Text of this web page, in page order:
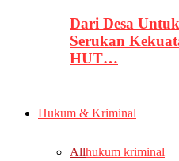
Dari Desa
Serukan
HUT…
Hukum & Kriminal
Allhukum kriminal